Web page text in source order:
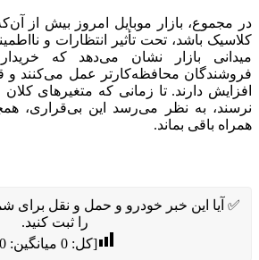
در مجموع، بازار موبایل امروز بیش از
کلاسیک باشد، تحت تأثیر انتظارات و
میدانی بازار نشان می‌دهد که
فروشندگان محافظه‌کارتر عمل می‌کنند و
افزایش دارند. تا زمانی که متغیر‌های
نرسند، به نظر می‌رسد این بی‌قراری،
همراه باقی بماند.
✅ آیا این خبر خودرو و حمل و نقل برای
را ثبت کنید.
[کل:0 میانگین: